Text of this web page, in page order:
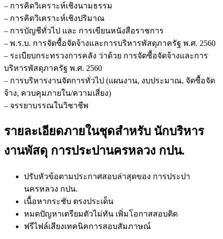
– การคิดวิเคราะห์เชิงนามธรรม
– การคิดวิเคราะห์เชิงปริมาณ
– การบัญชีทั่วไป และ การเขียนหนังสือราชการ
– พ.ร.บ. การจัดซื้อจัดจ้างและการบริหารพัสดุภาครัฐ พ.ศ. 2560
– ระเบียบกระทรวงการคลัง ว่าด้วย การจัดซื้อจัดจ้างและการ
บริหารพัสดุภาครัฐ พ.ศ. 2560
– การบริหารงานจัดการทั่วไป (แผนงาน, งบประมาณ, จัดซื้อจัด
จ้าง, ควบคุมภายใน/ความเสี่ยง)
– จรรยาบรรณในวิชาชีพ
รายละเอียดภายในชุดสำหรับ นักบริหาร
งานพัสดุ การประปานครหลวง กปน.
ปรับหัวข้อตามประกาศสอบล่าสุดของ การประปา
นครหลวง กปน.
เนื้อหากระชับ ตรงประเด็น
หมดปัญหาเตรียมตัวไม่ทัน เพิ่มโอกาสสอบติด
ฟรีไฟล์เสียงเทคนิคการสอบสัมภาษณ์